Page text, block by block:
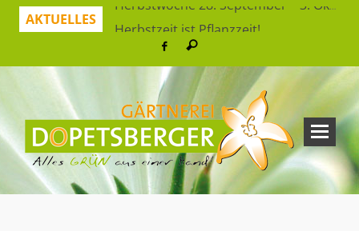
AKTUELLES
Herbstzeit ist Pflanzzeit!
Jetzt sparen mit unserer App
Hitzeresistente Pflanzen für unsere Gärten
Virtueller Rundgang in der Erlebnisgärtnerei
So bleibt Ihr grünes Paradies gesund und schön
Ferienspaß: Bienensuche in der Erlebnisgärtnerei
Workshop Herbststrauß
Herbstwoche 28. September – 3. Oktober